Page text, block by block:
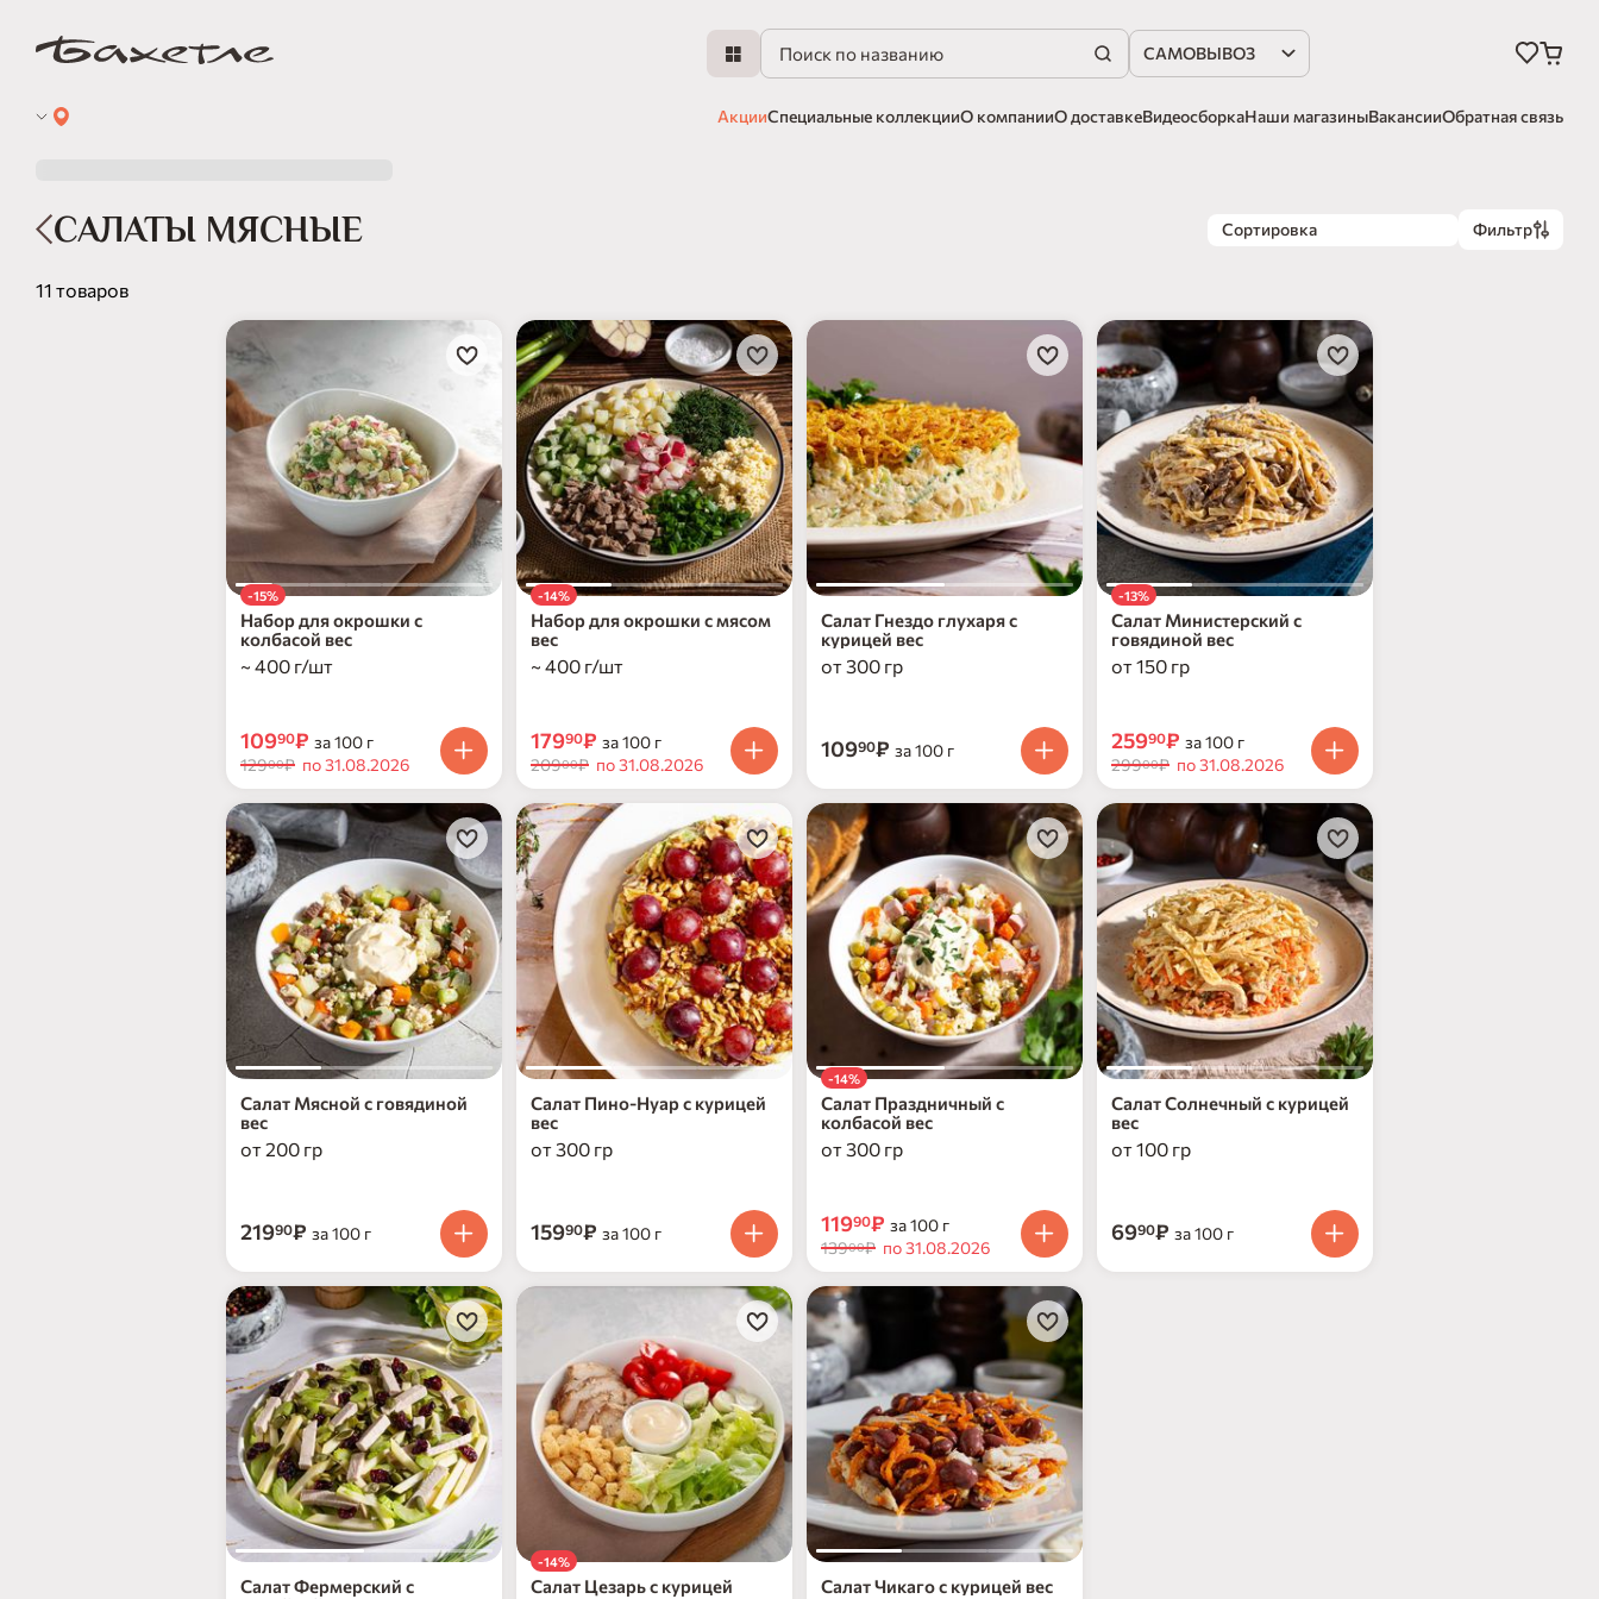
САМОВЫВОЗ
АкцииСпециальные коллекцииО компанииО доставкеВидеосборкаНаши магазиныВакансииОбратная связь
САЛАТЫ МЯСНЫЕ Сортировка Фильтр
11 товаров
-15%
Набор для окрошки с
колбасой вес
~ 400 г/шт
10990₽ за 100 г
12900₽ по 31.08.2026
-14%
Набор для окрошки с мясом
вес
~ 400 г/шт
17990₽ за 100 г
20900₽ по 31.08.2026
Салат Гнездо глухаря с
курицей вес
от 300 гр
10990₽ за 100 г
-13%
Салат Министерский с
говядиной вес
от 150 гр
25990₽ за 100 г
29900₽ по 31.08.2026
Салат Мясной с говядиной
вес
от 200 гр
21990₽ за 100 г
Салат Пино-Нуар с курицей
вес
от 300 гр
15990₽ за 100 г
-14%
Салат Праздничный с
колбасой вес
от 300 гр
11990₽ за 100 г
13900₽ по 31.08.2026
Салат Солнечный с курицей
вес
от 100 гр
6990₽ за 100 г
Салат Фермерский с
-14%
Салат Цезарь с курицей
Салат Чикаго с курицей вес